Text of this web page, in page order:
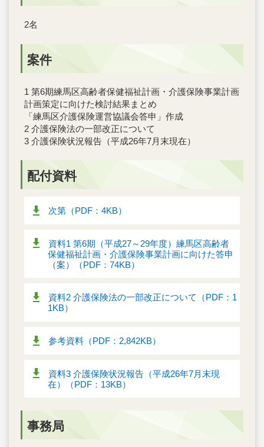
2名
案件
1 第6期練馬区高齢者保健福祉計画・介護保険事業計画
計画策定に向けた検討結果まとめ
「練馬区介護保険運営協議会答申」作成
2 介護保険法の一部改正について
3 介護保険状況報告（平成26年7月末現在）
配付資料
次第（PDF：4KB）
資料1 第6期（平成27～29年度）練馬区高齢者
保健福祉計画・介護保険事業計画に向けた答申
（案）（PDF：74KB）
資料2 介護保険法の一部改正について（PDF：1
1KB）
参考資料（PDF：2,842KB）
資料3 介護保険状況報告（平成26年7月末現
在）（PDF：13KB）
事務局